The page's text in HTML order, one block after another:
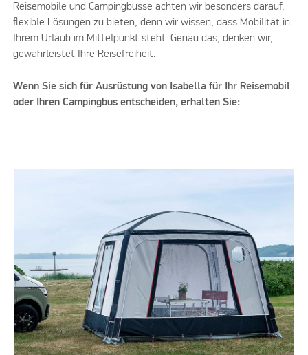
Reisemobile und Campingbusse achten wir besonders darauf,
flexible Lösungen zu bieten, denn wir wissen, dass Mobilität in
Ihrem Urlaub im Mittelpunkt steht. Genau das, denken wir,
gewährleistet Ihre Reisefreiheit.
Wenn Sie sich für Ausrüstung von Isabella für Ihr Reisemobil
oder Ihren Campingbus entscheiden, erhalten Sie: